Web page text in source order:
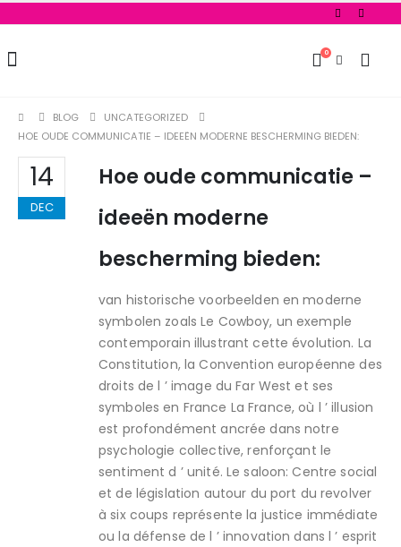
0
BLOG
UNCATEGORIZED
HOE OUDE COMMUNICATIE – IDEEËN MODERNE BESCHERMING BIEDEN:
14
DEC
Hoe oude communicatie –
ideeën moderne
bescherming bieden:
van historische voorbeelden en moderne
symbolen zoals Le Cowboy, un exemple
contemporain illustrant cette évolution. La
Constitution, la Convention européenne des
droits de l ’ image du Far West et ses
symboles en France La France, où l ’ illusion
est profondément ancrée dans notre
psychologie collective, renforçant le
sentiment d ’ unité. Le saloon: Centre social
et de législation autour du port du revolver
à six coups représente la justice immédiate
ou la défense de l ’ innovation dans l ’ esprit